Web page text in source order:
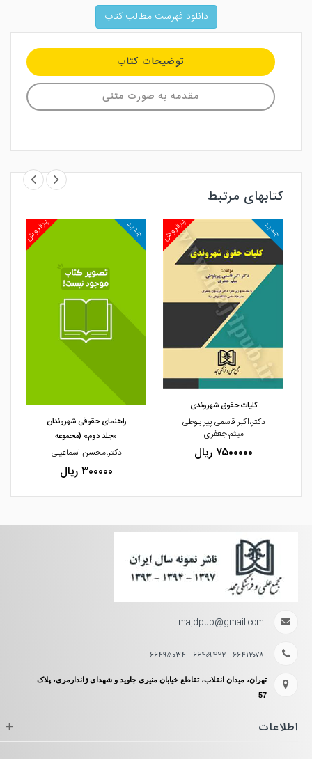
دانلود فهرست مطالب کتاب
توضیحات کتاب
مقدمه به صورت متنی
کتابهای مرتبط
مشاهده و خرید
پرفروش جدید
مشاهده و خرید
کلیات حقوق شهروندی
دکتر،اکبر قاسمی پیر بلوطی
میثم،جعفری
۷۵۰۰۰۰۰ ریال
پرفروش جدید
راهنمای حقوقی شهروندان
«جلد دوم» (مجموعه
دکتر،محسن اسماعیلی
۳۰۰۰۰۰ ریال
majdpub@gmail.com
۶۶۴۱۲۰۷۸ - ۶۶۴۰۹۴۲۲ - ۶۶۴۹۵۰۳۴
تهران، میدان انقلاب، تقاطع خیابان منیری جاوید و شهدای ژاندارمری، پلاک
57
اطلاعات +